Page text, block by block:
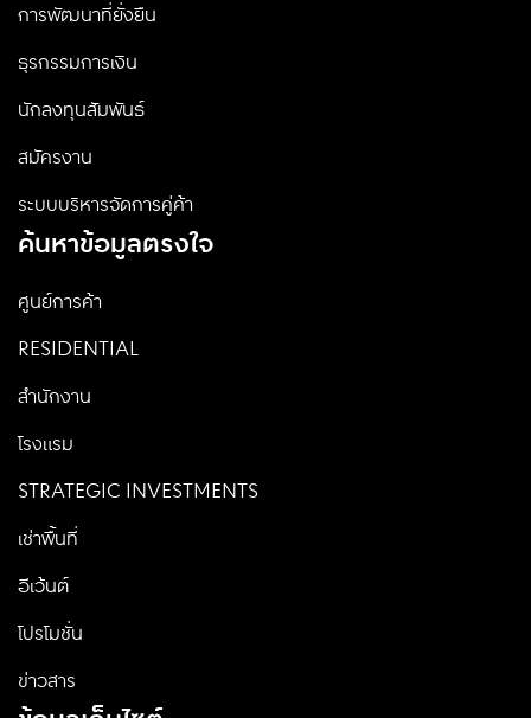
การพัฒนาที่ยั่งยืน
ธุรกรรมการเงิน
นักลงทุนสัมพันธ์
สมัครงาน
ระบบบริหารจัดการคู่ค้า
ค้นหาข้อมูลตรงใจ
ศูนย์การค้า
RESIDENTIAL
สำนักงาน
โรงแรม
STRATEGIC INVESTMENTS
เช่าพื้นที่
อีเว้นต์
โปรโมชั่น
ข่าวสาร